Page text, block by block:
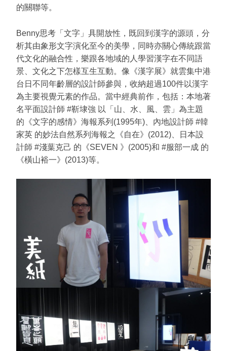
的關聯等。
Benny思考「文字」具開放性，既回到漢字的源頭，分
析其由象形文字演化至今的美學，同時亦關心傳統跟當
代文化的融合性，樂跟各地域的人學習漢字在不同語
景、文化之下怎樣互生互動。像《漢字展》就雲集中港
台日不同年齡層的設計師參與，收納超過100件以漢字
為主要視覺元素的作品。當中經典前作，包括：本地著
名平面設計師 #靳埭強 以「山、水、風、雲」為主題
的《文字的感情》海報系列(1995年)、內地設計師 #韓
家英 的妙法自然系列海報之《自在》(2012)、日本設
計師 #淺葉克己 的《SEVEN 》(2005)和 #服部一成 的
《橫山裕一》(2013)等。